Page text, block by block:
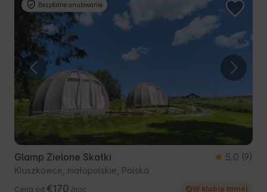
Bezpłatne anulowanie
Glamp Zielone Skałki 5.0 (9)
Kluszkowce, małopolskie, Polska
Cena od €170 /noc W klubie taniej